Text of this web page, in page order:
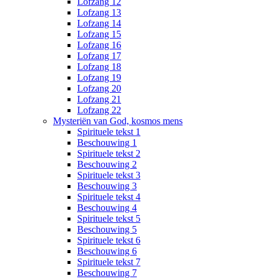
Lofzang 13
Lofzang 14
Lofzang 15
Lofzang 16
Lofzang 17
Lofzang 18
Lofzang 19
Lofzang 20
Lofzang 21
Lofzang 22
Mysteriën van God, kosmos mens
Spirituele tekst 1
Beschouwing 1
Spirituele tekst 2
Beschouwing 2
Spirituele tekst 3
Beschouwing 3
Spirituele tekst 4
Beschouwing 4
Spirituele tekst 5
Beschouwing 5
Spirituele tekst 6
Beschouwing 6
Spirituele tekst 7
Beschouwing 7